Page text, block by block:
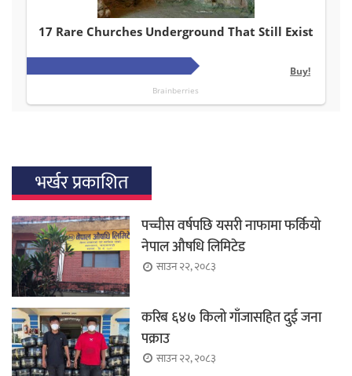
भर्खर प्रकाशित
पच्चीस वर्षपछि यसरी नाफामा फर्कियो
नेपाल औषधि लिमिटेड
साउन २२, २०८३
करिब ६४७ किलो गाँजासहित दुई जना
पक्राउ
साउन २२, २०८३